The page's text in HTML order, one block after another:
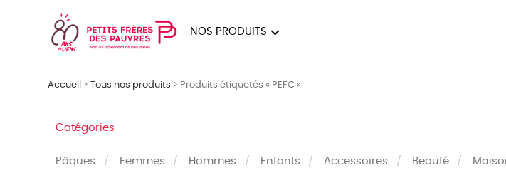
NOS PRODUITS
Accueil >Tous nos produits > Produits étiquetés « PEFC »
Catégories
Pâques Femmes Hommes Enfants Accessoires Beauté